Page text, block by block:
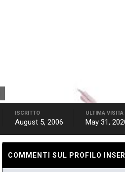
ISCRITTO
August 5, 2006
ULTIMA VISITA
May 31,
COMMENTI SUL PROFILO